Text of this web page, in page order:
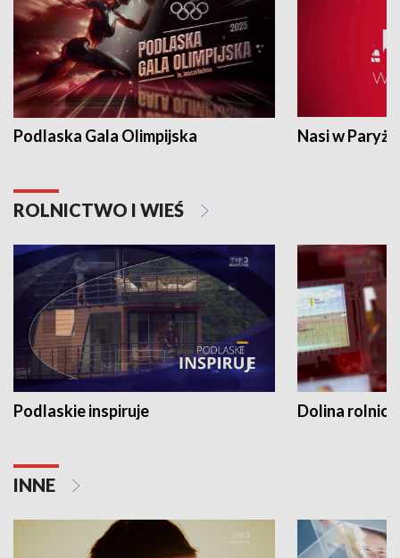
Podlaska Gala Olimpijska Nasi w Paryżu
ROLNICTWO I WIEŚ
Podlaskie inspiruje Dolina
INNE